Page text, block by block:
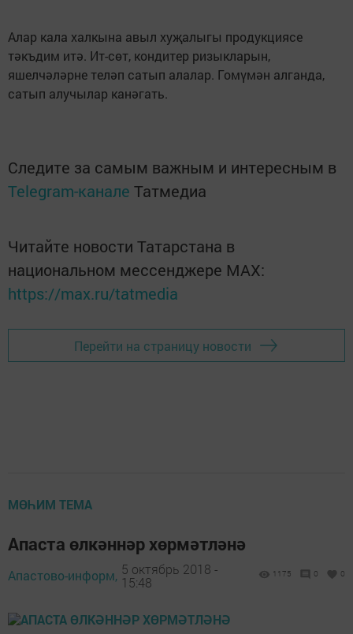
Алар кала халкына авыл хуҗалыгы продукциясе
тәкъдим итә. Ит-сөт, кондитер ризыкларын,
яшелчәләрне теләп сатып алалар. Гомүмән алганда,
сатып алучылар канәгать.
Следите за самым важным и интересным в
Telegram-канале Татмедиа
Читайте новости Татарстана в
национальном мессенджере MАХ:
https://max.ru/tatmedia
Перейти на страницу новости
МӨҺИМ ТЕМА
Апаста өлкәннәр хөрмәтләнә
Апастово-информ, 5 октябрь 2018 -
15:48
1175 0 0